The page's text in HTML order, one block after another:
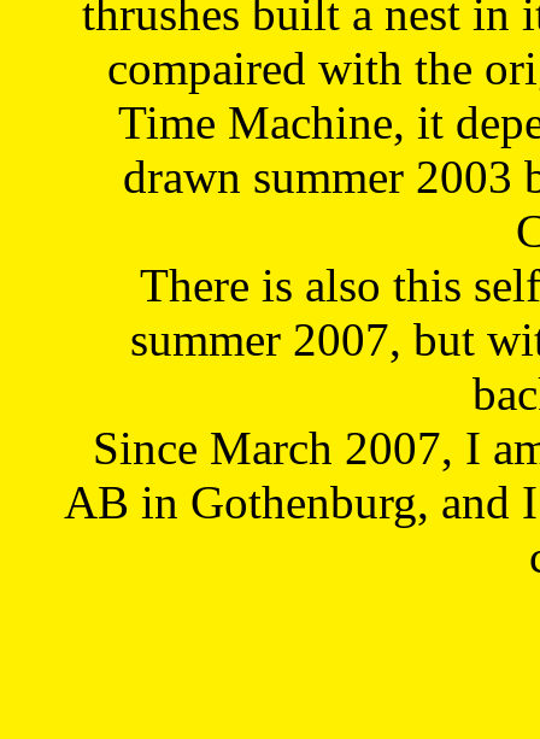
thrushes built a nest in
compaired with the
Time Machine, it
drawn summer 2003
There is also this
summer 2007, but
Since March 2007, I
AB in Gothenburg, and